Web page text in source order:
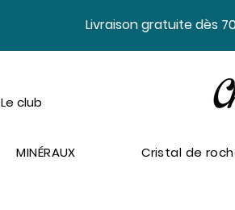
​Livraison gratuite dès
Le club
MINÉRAUX Cristal de